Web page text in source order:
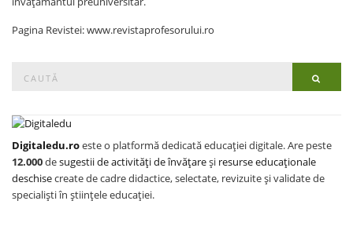
Pagina Revistei: www.revistaprofesorului.ro
for:
Digitaledu.roeste o platformă dedicată educației digitale. Are peste
12.000desugestii de activități de învățareși resurse educaționale
deschisecreate de cadre didactice, selectate, revizuite și validate de
specialiști în științele educației.